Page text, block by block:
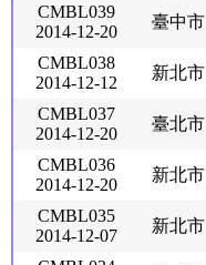
CMBL039
2014-12-20
臺中市
CMBL038
2014-12-12
新北市
CMBL037
2014-12-20
臺北市
CMBL036
2014-12-20
新北市
CMBL035
2014-12-07
新北市